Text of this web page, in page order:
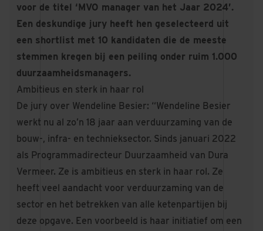
voor de titel ‘MVO manager van het Jaar 2024’.
Een deskundige jury heeft hen geselecteerd uit
een shortlist met 10 kandidaten die de meeste
stemmen kregen bij een peiling onder ruim 1.000
duurzaamheidsmanagers.
Ambitieus en sterk in haar rol
De jury over Wendeline Besier: “Wendeline Besier
werkt nu al zo’n 18 jaar aan verduurzaming van de
bouw-, infra- en technieksector. Sinds januari 2022
als Programmadirecteur Duurzaamheid van Dura
Vermeer. Ze is ambitieus en sterk in haar rol. Ze
heeft veel aandacht voor verduurzaming van de
sector en het betrekken van alle ketenpartijen bij
deze opgave. Een voorbeeld is haar initiatief om een